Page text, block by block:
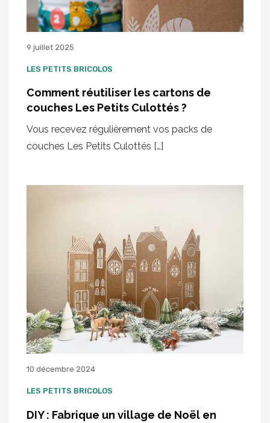
9 juillet 2025
LES PETITS BRICOLOS
Comment réutiliser les cartons de
couches Les Petits Culottés ?
Vous recevez régulièrement vos packs de
couches Les Petits Culottés […]
10 décembre 2024
LES PETITS BRICOLOS
DIY : Fabrique un village de Noël en